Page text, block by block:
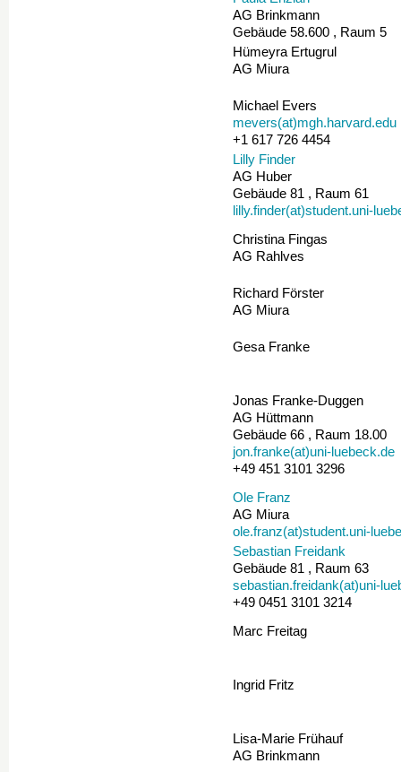
AG Brinkmann
Gebäude 58.600 , Raum 5
Hümeyra Ertugrul
AG Miura
Michael Evers
mevers(at)mgh.harvard.edu
+1 617 726 4454
Lilly Finder
AG Huber
Gebäude 81 , Raum 61
lilly.finder(at)student.uni-
Christina Fingas
AG Rahlves
Richard Förster
AG Miura
Gesa Franke
Jonas Franke-Duggen
AG Hüttmann
Gebäude 66 , Raum 18.00
jon.franke(at)uni-luebeck.de
+49 451 3101 3296
Ole Franz
AG Miura
ole.franz(at)student.uni-
Sebastian Freidank
Gebäude 81 , Raum 63
sebastian.freidank(at)uni-
+49 0451 3101 3214
Marc Freitag
Ingrid Fritz
Lisa-Marie Frühauf
AG Brinkmann